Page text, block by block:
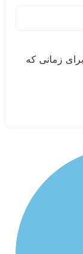
زمانی که